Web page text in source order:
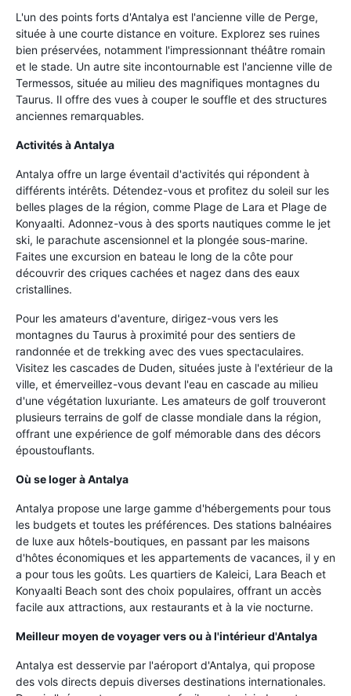
L'un des points forts d'Antalya est l'ancienne ville de Perge,
située à une courte distance en voiture. Explorez ses ruines
bien préservées, notamment l'impressionnant théâtre romain
et le stade. Un autre site incontournable est l'ancienne ville de
Termessos, située au milieu des magnifiques montagnes du
Taurus. Il offre des vues à couper le souffle et des structures
anciennes remarquables.
Activités à Antalya
Antalya offre un large éventail d'activités qui répondent à
différents intérêts. Détendez-vous et profitez du soleil sur les
belles plages de la région, comme Plage de Lara et Plage de
Konyaalti. Adonnez-vous à des sports nautiques comme le jet
ski, le parachute ascensionnel et la plongée sous-marine.
Faites une excursion en bateau le long de la côte pour
découvrir des criques cachées et nagez dans des eaux
cristallines.
Pour les amateurs d'aventure, dirigez-vous vers les
montagnes du Taurus à proximité pour des sentiers de
randonnée et de trekking avec des vues spectaculaires.
Visitez les cascades de Duden, situées juste à l'extérieur de la
ville, et émerveillez-vous devant l'eau en cascade au milieu
d'une végétation luxuriante. Les amateurs de golf trouveront
plusieurs terrains de golf de classe mondiale dans la région,
offrant une expérience de golf mémorable dans des décors
époustouflants.
Où se loger à Antalya
Antalya propose une large gamme d'hébergements pour tous
les budgets et toutes les préférences. Des stations balnéaires
de luxe aux hôtels-boutiques, en passant par les maisons
d'hôtes économiques et les appartements de vacances, il y en
a pour tous les goûts. Les quartiers de Kaleici, Lara Beach et
Konyaalti Beach sont des choix populaires, offrant un accès
facile aux attractions, aux restaurants et à la vie nocturne.
Meilleur moyen de voyager vers ou à l'intérieur d'Antalya
Antalya est desservie par l'aéroport d'Antalya, qui propose
des vols directs depuis diverses destinations internationales.